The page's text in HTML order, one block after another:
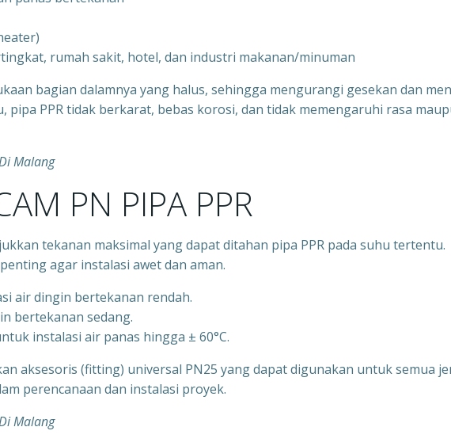
rumah sakit, hotel, dan industri makanan/minuman
bagian dalamnya yang halus, sehingga mengurangi gesekan dan
pipa PPR tidak berkarat, bebas korosi, dan tidak memengaruhi rasa
Malang
PN PIPA PPR
tekanan maksimal yang dapat ditahan pipa PPR pada suhu tertentu.
agar instalasi awet dan aman.
air dingin bertekanan rendah.
bertekanan sedang.
instalasi air panas hingga ± 60°C.
aksesoris (fitting) universal PN25 yang dapat digunakan untuk semua
perencanaan dan instalasi proyek.
Malang